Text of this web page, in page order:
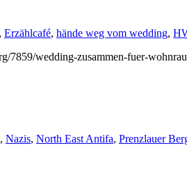
, Erzählcafé, hände weg vom wedding,
7859/wedding-zusammen-fuer-
, Nazis, North East Antifa, Prenzlauer